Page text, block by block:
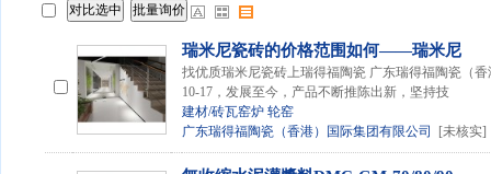
瑞米尼瓷砖的价格范围如何——瑞米尼
找优质瑞米尼瓷砖上瑞得福陶瓷 广东瑞得福陶瓷（
10-17，发展至今，产品不断推陈出新，坚持技
建材/砖瓦窑炉 轮窑
广东瑞得福陶瓷（香港）国际集团有限公司
[未核实]